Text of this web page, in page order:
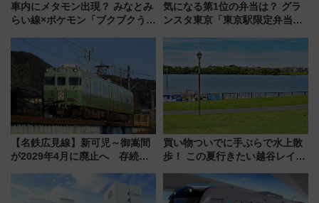
車内にメタモン出現？ みなとみ
らい線×ポケモン「ブクブクうみ
行開始に！ この夏は直通列車で
横浜へ！
気になる第1位の弁当は？ グラ
ンスタ東京「東京駅限定弁当
【名鉄広見線】新可児～御嵩間
が2029年4月に廃止へ 存続協
買い物ついでに手ぶらで水上散
歩！ この夏行きたい越谷レイク
ア「LAKESIDE PARK」（埼玉
県越谷市）